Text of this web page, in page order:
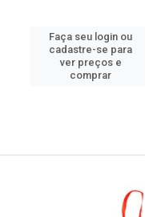
Faça seu login ou
cadastre-se para
ver preços e
comprar